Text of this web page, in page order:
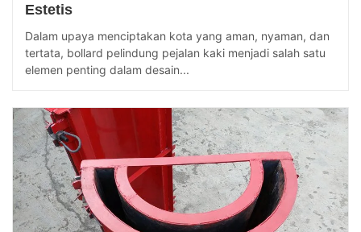
Estetis
Dalam upaya menciptakan kota yang aman, nyaman, dan
tertata, bollard pelindung pejalan kaki menjadi salah satu
elemen penting dalam desain...